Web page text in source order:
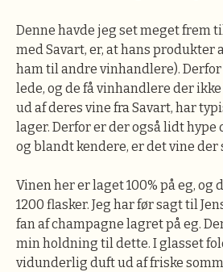
Denne havde jeg set meget frem
med Savart, er, at hans produkter
ham til andre vinhandlere). Derfor
lede, og de få vinhandlere der
ud af deres vine fra Savart, har
lager. Derfor er der også lidt hype
og blandt kendere, er det vine der
Vinen her er laget 100% på eg, og
1200 flasker. Jeg har før sagt til
fan af champagne lagret på eg.
min holdning til dette. I glasset
vidunderlig duft ud af friske